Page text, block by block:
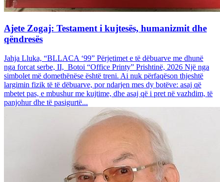
Ajete Zogaj: Testament i kujtesës, humanizmit dhe
qëndresës
Jahja Lluka, “BLLACA ‘99” Përjetimet e të dëbuarve me dhunë
nga forcat serbe, II, Botoi “Office Printy” Prishtinë, 2026 Një nga
simbolet më domethënëse është treni. Ai nuk përfaqëson thjeshtë
largimin fizik të të dëbuarve, por ndarjen mes dy botëve: asaj që
mbetet pas, e mbushur me kujtime, dhe asaj që i pret në vazhdim, të
panjohur dhe të pasigurtë...